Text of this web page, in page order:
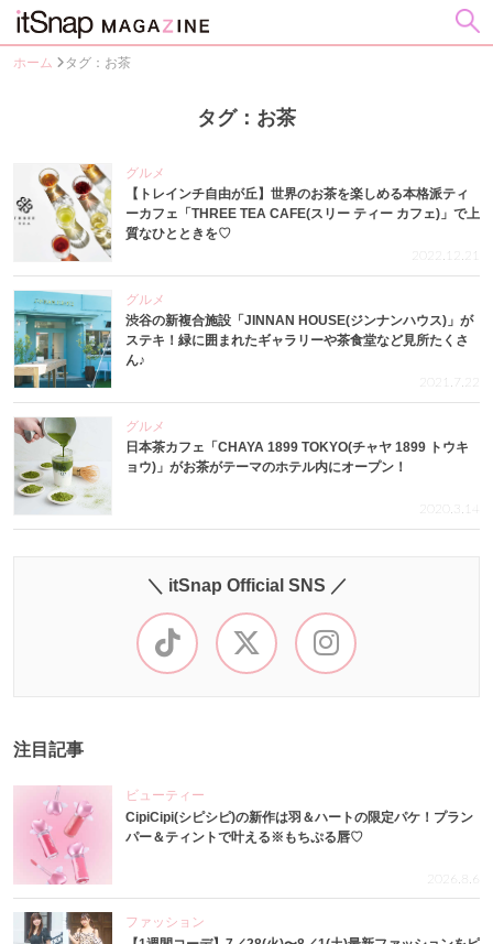
ホーム タグ：お茶
タグ：お茶
グルメ
【トレインチ自由が丘】世界のお茶を楽しめる本格派ティ
ーカフェ「THREE TEA CAFE(スリー ティー カフェ)」で上
質なひとときを♡
2022.12.21
グルメ
渋谷の新複合施設「JINNAN HOUSE(ジンナンハウス)」が
ステキ！緑に囲まれたギャラリーや茶食堂など見所たくさ
ん♪
2021.7.22
グルメ
日本茶カフェ「CHAYA 1899 TOKYO(チャヤ 1899 トウキ
ョウ)」がお茶がテーマのホテル内にオープン！
2020.3.14
＼ itSnap Official SNS ／
注目記事
ビューティー
CipiCipi(シピシピ)の新作は羽＆ハートの限定パケ！プラン
パー＆ティントで叶える※もちぷる唇♡
2026.8.6
ファッション